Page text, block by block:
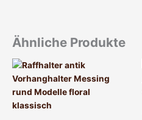
Ähnliche Produkte
Dieses
Produkt
weist
mehrere